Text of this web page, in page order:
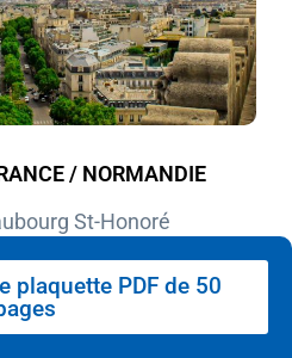
/ NORMANDIE
St-Honoré
44 71 36 37
plaquette PDF de 50